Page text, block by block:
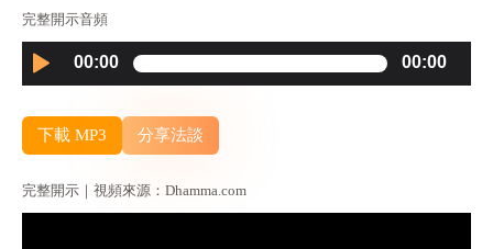
完整開示音頻
Audio
Player
00:00 00:00
下載 MP3 分享法談
完整開示｜視頻來源：Dhamma.com